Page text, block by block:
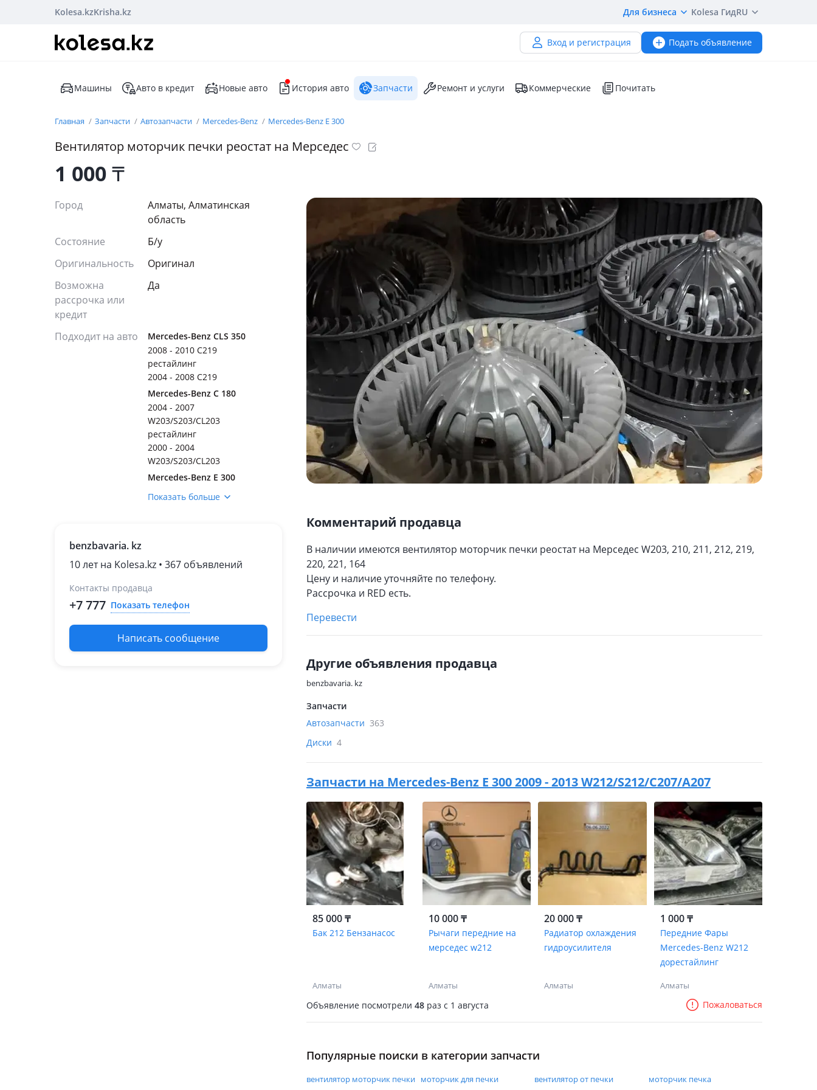
Kolesa.kzKrisha.kz Для бизнеса Kolesa ГидRU
Вход и регистрация Подать объявление
Машины Авто в кредит Новые авто История авто Запчасти Ремонт и услуги Коммерческие Почитать
Главная Запчасти Автозапчасти Mercedes-Benz Mercedes-Benz E 300
Вентилятор моторчик печки реостат на Мерседес
1 000₸
Город
Алматы, Алматинская
область
Состояние
Б/y
Оригинальность
Оригинал
Возможна
рассрочка или
кредит
Да
Подходит на авто
Mercedes-Benz CLS 350
2008 - 2010 C219
рестайлинг
2004 - 2008 C219
Mercedes-Benz C 180
2004 - 2007
W203/S203/CL203
рестайлинг
2000 - 2004
W203/S203/CL203
Mercedes-Benz E 300
2009 - 2013
2006 - 2009 W211/S211
2002 - 2006 W211/S211
1995 - 1999 W210/S210
2009 - 2013
W212/S212/C207/A207
Показать больше
benzbavaria. kz
10 лет на Kolesa.kz • 367 объявлений
Контакты продавца
+7 777 Показать телефон
Написать сообщение
Комментарий продавца
В наличии имеются вентилятор моторчик печки реостат на Мерседес W203, 210, 211, 212, 219,
220, 221, 164
Цену и наличие уточняйте по телефону.
Рассрочка и RED есть.
Перевести
Другие объявления продавца
benzbavaria. kz
Запчасти
Автозапчасти 363
Диски 4
Запчасти на Mercedes-Benz E 300 2009 - 2013 W212/S212/C207/A207
85 000 ₸
Бак 212 Бензанасос
Алматы
10 000 ₸
Рычаги передние на
мерседес w212
Алматы
20 000 ₸
Радиатор охлаждения
гидроусилителя
Алматы
1 000 ₸
Передние Фары
Mercedes-Benz W212
дорестайлинг
Алматы
Объявление посмотрели 48 раз c 1 августа Пожаловаться
Популярные поиски в категории запчасти
вентилятор моторчик печки моторчик для печки вентилятор от печки
моторчик печка